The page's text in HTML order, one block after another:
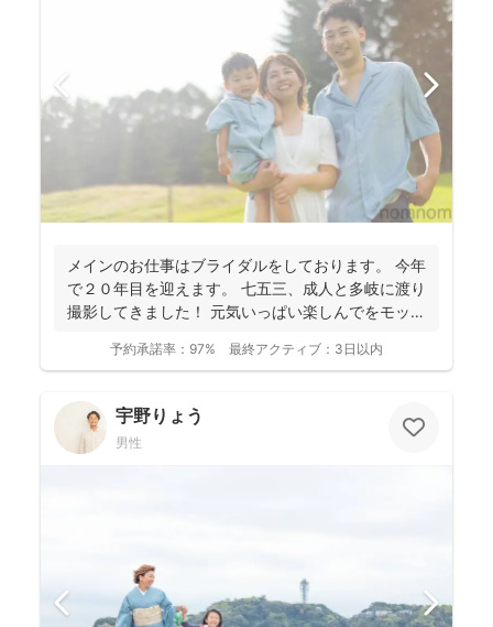
メインのお仕事はブライダルをしております。 今年
で２０年目を迎えます。 七五三、成人と多岐に渡り
撮影してきました！ 元気いっぱい楽しんでをモット
予約承諾率： 97% 最終アクティブ： 3日以内
宇野りょう
男性